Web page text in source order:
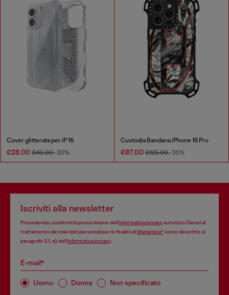
Cover glitterata per iP 16
€28.00 €40.00-30%
Custodia Bandana iPhone 16 Pro
€87.00 €125.00-30%
Iscriviti alla newsletter
Procedendo, confermi la presa visione dell’informativa privacyautorizzo Diesel al
trattamento dei miei dati personali per le finalità diMarketing*come descritto al
paragrafo 3.1, d) dell’informativa privacy.
E-mail*
Uomo Donna Non specificato